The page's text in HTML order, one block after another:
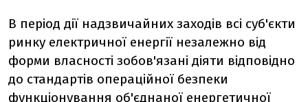
В період дії надзвичайних заходів всі суб'єкти
ринку електричної енергії незалежно від
форми власності зобов'язані діяти відповідно
до стандартів операційної безпеки
функціонування об'єднаної енергетичної